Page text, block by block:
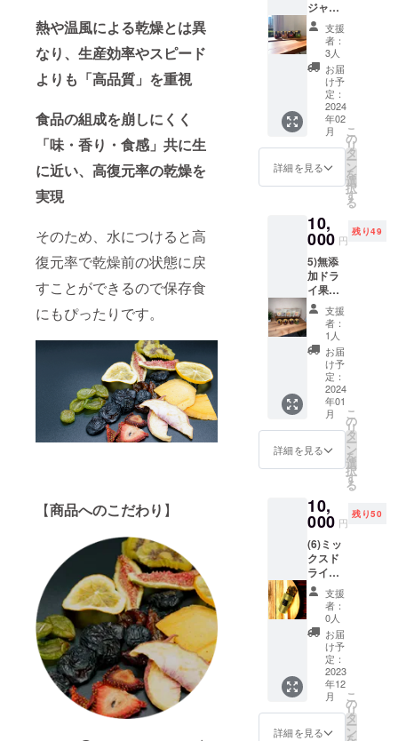
熱や温風による乾燥とは異
なり、生産効率やスピード
よりも「高品質」を重視
食品の組成を崩しにくく
「味・香り・食感」共に生
に近い、高復元率の乾燥を
実現
そのため、水につけると高
復元率で乾燥前の状態に戻
すことができるので保存食
にもぴったりです。
【商品へのこだわり 】
いをつなげ
られるよう
に企画開発
を続けてい
また、馬場
さんは農業
を手伝いな
がら20年近
の職人とし
て働いてい
たプロ
フェッショ
ナルな方
で、加工の
担当をして
いただいて
おります。
届けの
リター
ンに貼
付され
たラベ
ルや注
意書き
をご確
認くだ
さい。
品開封
前には
必ずお
届けの
リター
ンに貼
付され
たラベ
ルや注
意書き
をご確
認くだ
パープ
ル)１袋
入り
セット
＋次回
購入時
２０％
オフ券
１枚 ※
無添加
ドライ
果実の
なる場
合もご
ざいま
すので
ご了承
くださ
い。
20％オ
フ券の
有効期
限は
2024年
12月末
日とな
りま
す。
メール
りさせ
ていた
す。 原
材料及
び添加
物等の
食品表
示はお
届け商
品のラ
ベルに
表記さ
れま
す。商
前には
ジャム4
種(桃、
すも
も、い
ちご、
キウ
イ） 原
材料及
び添加
物等の
食品表
示はお
届け商
品のラ
表記さ
れま
す。商
品開封
前には
必ずお
届けの
リター
ンに貼
付され
たラベ
ルや注
意書き
をご確
認くだ
さい。
支援
者：
3人
お届
け予
定：
2024
年02
月
詳細を見る
こ
の
リ
タ
ー
ン
を
選
択
す
る
10,
000 円
残り49
5)無添
加ドラ
イ果実
５種
セット
(葡萄、
シャイ
ンマス
カッ
ト、
柿、
桃、す
もも)＋
低糖度
甲州
ジャム4
すも
も、い
ちご、
キウイ)
セット
※無添加
ドライ
果実の
種類は
写真と
変更に
なる場
合もご
ざいま
すので
ご了承
くださ
支援
者：
1人
お届
け予
定：
2024
年01
月
詳細を見る
こ
の
リ
タ
ー
ン
を
選
択
す
る
10,
000 円
残り50
(6)ミッ
クスド
ライフ
ルーツ
大袋3袋
（100g
） 内容
は選べ
ませ
ん。こ
ちらで
おすす
めのも
のを
支援
者：
0人
お届
け予
定：
2023
年12
月
詳細を見る
こ
の
リ
タ
ー
ン